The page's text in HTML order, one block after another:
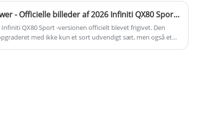
Sort udvendigt kit / 3.5T V6 Power - Officielle billeder af 2026 Infiniti QX80 Sport -version
QX80 Sport -versionen officielt blevet frigivet. Den
med ikke kun et sort udvendigt sæt, men også et